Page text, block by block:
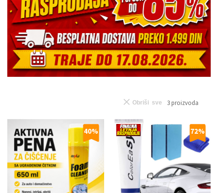
3 proizvoda
Obriši sve
40% 72%